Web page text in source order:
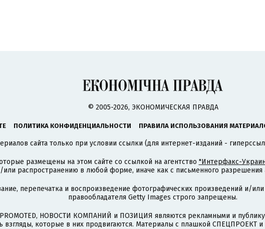
© 2005-2026, ЭКОНОМИЧЕСКАЯ ПРАВДА
ПОЛИТИКА КОНФИДЕНЦИАЛЬНОСТИ ПРАВИЛА ИСПОЛЬЗОВАНИЯ
сайта только при условии ссылки (для интернет-изданий -
размещены на этом сайте со ссылкой на агентство "Интерфакс-
распространению в любой форме, иначе как с письменного разрешения
перепечатка и воспроизведение фотографических произведений и/
правообладателя Getty Images строго запрещены.
НОВОСТИ КОМПАНИЙ и ПОЗИЦИЯ являются рекламными и
взгляды, которые в них продвигаются. Материалы с плашкой СПЕЦПРОЕКТ